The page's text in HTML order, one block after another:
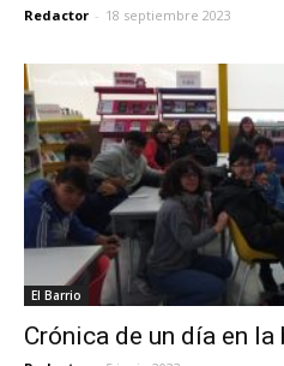
Redactor - 18 septiembre 2023
El Barrio
Crónica de un día en